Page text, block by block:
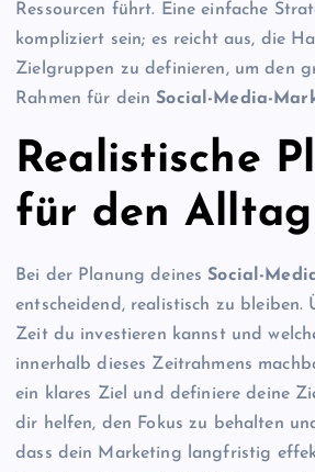
Ressourcen führt. Eine einfache
kompliziert sein; es reicht aus, die
Zielgruppen zu definieren, um den
Rahmen für deinSocial-Media-
Realistische
für den Alltag
Bei der Planung deinesSocial-
entscheidend, realistisch zu bleiben.
Zeit du investieren kannst und
innerhalb dieses Zeitrahmens
ein klares Ziel und definiere deine
dir helfen, den Fokus zu behalten
dass dein Marketing langfristig